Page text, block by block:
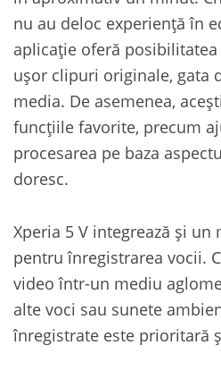
nu au deloc experiență în
aplicație oferă
ușor clipuri originale, gata
media. De asemenea,
funcțiile favorite, precum
procesarea pe baza
doresc.
Xperia 5 V integrează și
pentru înregistrarea vocii.
video într-un mediu
alte voci sau sunete
înregistrate este prioritară